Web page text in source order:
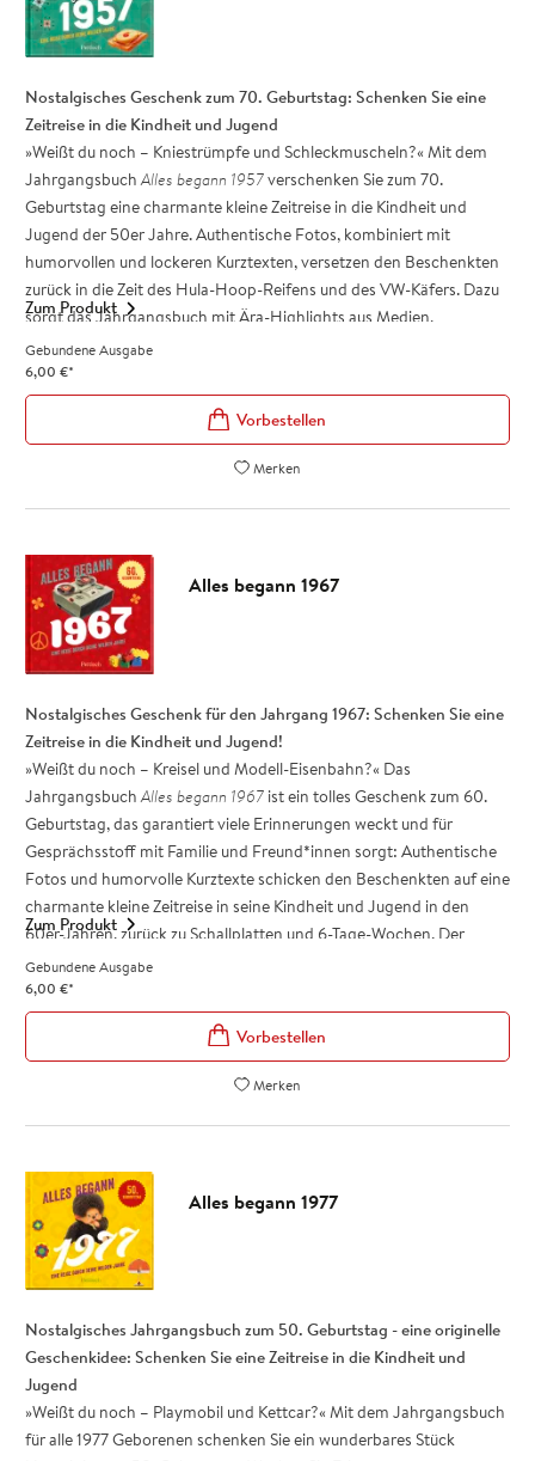
Nostalgisches Geschenk zum 70. Geburtstag: Schenken Sie eine
Zeitreise in die Kindheit und Jugend
»Weißt du noch – Kniestrümpfe und Schleckmuscheln?« Mit dem
JahrgangsbuchAlles begann 1957verschenken Sie zum 70.
Geburtstag eine charmante kleine Zeitreise in die Kindheit und
Jugend der 50er Jahre. Authentische Fotos, kombiniert mit
humorvollen und lockeren Kurztexten, versetzen den Beschenkten
zurück in die Zeit des Hula-Hoop-Reifens und des VW-Käfers. Dazu
sorgt das Jahrgangsbuch mit Ära-Highlights aus Medien,
Gesellschaft, Kultur und Lifestyle für Gesprächsstoff und weckt
sicher viele Erinnerungen, die gleich im Kreis der Familie geteilt
werden können.
Der »Weißt du noch«-Effekt für den Jahrgang 1957: ein tolles
Geschenk zum 70. Geburtstag, verpackt in wunderbar
Charmante Geschenkidee und beliebt als kleines Zusatz-
50er-Jahre
Besonderes Retro-Design - Authentische Fotos und lockere
Kurztexte wecken Erinnerungen!
Für Frauen und Männer Jahrgang 1957: Ein besonderes
Geschenk zum runden Geburtstag
Das Jahrgangsbuch Alles begann 1957
ist ein tolles Geschenk zum
70. Geburtstag, das auf der Geburtstagsparty sicher für reichlich
Gesprächsstoff sorgt!
Zum Produkt
Gebundene Ausgabe
6,00 €*
Merken
Alles begann 1967
Nostalgisches Geschenk für den Jahrgang 1967: Schenken Sie eine
Zeitreise in die Kindheit und Jugend!
»Weißt du noch – Kreisel und Modell-Eisenbahn?« Das
JahrgangsbuchAlles begann 1967ist ein tolles Geschenk zum 60.
Geburtstag, das garantiert viele Erinnerungen weckt und für
Gesprächsstoff mit Familie und Freund*innen sorgt: Authentische
Fotos und humorvolle Kurztexte schicken den Beschenkten auf eine
charmante kleine Zeitreise in seine Kindheit und Jugend in den
60er-Jahren, zurück zu Schallplatten und 6-Tage-Wochen. Der
»Weißt du noch«-Effekt wird unterstützt durch das liebevolle Retro-
Design und die Ära-Highlights aus Medien, Kultur, Gesellschaft und
Lifestyle.
Verschenken Sie mit dem Jahrgangsbuch ein wunderbares Stück
Charmante Geschenkidee und beliebt als kleines Zusatz-
Geschenk zum 60. Geburtstag: Schenken Sie eine emotionale
Besonderes Retro-Design - Authentische Fotos und lockere
Kurztexte wecken Erinnerungen!
Für Frauen und Männer Jahrgang 1967: Ein besonderes
Geschenk zum runden Geburtstag
Das Jahrgangsbuch
60. Geburtstag, das auf der Geburtstagsparty sicher für reichlich
Gesprächsstoff sorgt.
Zum Produkt
Gebundene Ausgabe
6,00 €*
Merken
Alles begann 1977
Nostalgisches Jahrgangsbuch zum 50. Geburtstag - eine originelle
Geschenkidee: Schenken Sie eine Zeitreise in die Kindheit und
Jugend
»Weißt du noch – Playmobil und Kettcar?« Mit dem Jahrgangsbuch
für alle 1977 Geborenen schenken Sie ein wunderbares Stück